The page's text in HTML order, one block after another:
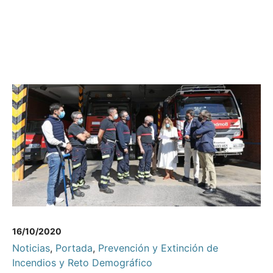
16/10/2020
Noticias, Portada, Prevención y Extinción de
Incendios y Reto Demográfico